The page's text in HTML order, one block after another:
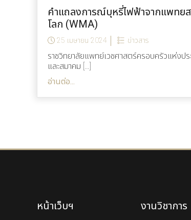
คำแถลงการณ์บุหรี่ไฟฟ้าจากแพทย
โลก (WMA)
25 เมษายน 2024 ข่าวสาร
ราชวิทยาลัยแพทย์เวชศาสตร์ครอบครัวแห่งปร
และสมาคม […]
อ่านต่อ...
หน้าเว็บฯ งานวิชาการ